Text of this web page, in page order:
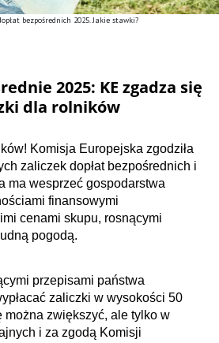
bezpośrednich 2025. Jakie stawki?
2025: KE zgadza się
dla rolników
Komisja Europejska zgodziła
zaliczek dopłat bezpośrednich i
ma wesprzeć gospodarstwa
finansowymi
cenami skupu, rosnącymi
pogodą.
przepisami państwa
zaliczki w wysokości 50
można zwiększyć, ale tylko w
i za zgodą Komisji